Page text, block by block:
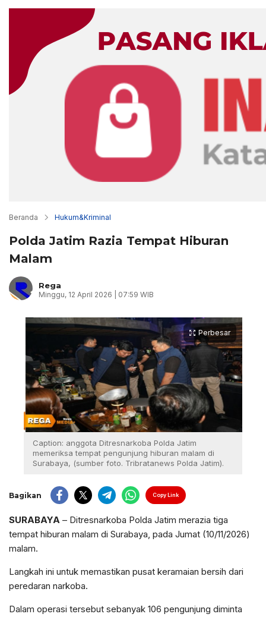
Beranda Hukum&Kriminal
Polda Jatim Razia Tempat Hiburan
Malam
Rega
Minggu, 12 April 2026 | 07:59 WIB
Perbesar
Caption: anggota Ditresnarkoba Polda Jatim
memeriksa tempat pengunjung hiburan malam di
Surabaya, (sumber foto. Tribratanews Polda Jatim).
Bagikan Copy Link
SURABAYA – Ditresnarkoba Polda Jatim merazia tiga
tempat hiburan malam di Surabaya, pada Jumat (10/11/2026)
malam.
Langkah ini untuk memastikan pusat keramaian bersih dari
peredaran narkoba.
Dalam operasi tersebut sebanyak 106 pengunjung diminta